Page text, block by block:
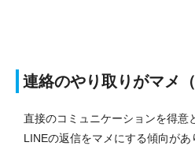
連絡のやり取りがマメ（
直接のコミュニケーションを得意
LINEの返信をマメにする傾向があ